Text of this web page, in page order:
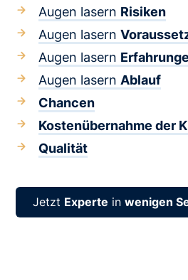
Augen lasern Risiken
Augen lasern
Augen lasern
Augen lasern Ablauf
Chancen
Kostenübernahme der
Qualität
Jetzt Experte inwenigen